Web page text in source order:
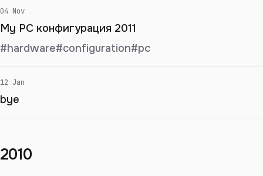
04 Nov
My PC конфигурация 2011
#hardware#configuration#pc
12 Jan
bye
2010